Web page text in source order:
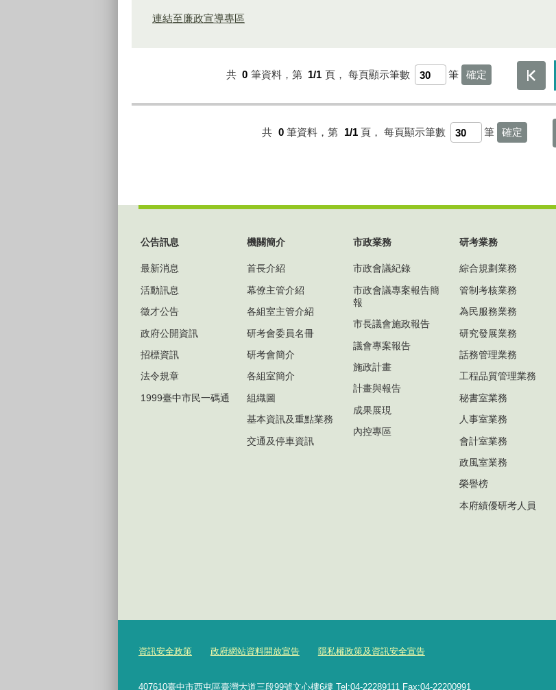
連結至廉政宣導專區
共 0 筆資料，第 1/1 頁， 每頁顯示筆數 筆
共 0 筆資料，第 1/1 頁， 每頁顯示筆數 筆
公告訊息
最新消息
活動訊息
徵才公告
政府公開資訊
招標資訊
法令規章
1999臺中市民一碼通
機關簡介
首長介紹
幕僚主管介紹
各組室主管介紹
研考會委員名冊
研考會簡介
各組室簡介
組織圖
基本資訊及重點業務
交通及停車資訊
市政業務
市政會議紀錄
市政會議專案報告簡
報
市長議會施政報告
議會專案報告
施政計畫
計畫與報告
成果展現
內控專區
研考業務
綜合規劃業務
管制考核業務
為民服務業務
研究發展業務
話務管理業務
工程品質管理業務
秘書室業務
人事室業務
會計室業務
政風室業務
榮譽榜
本府績優研考人員
資訊安全政策 政府網站資料開放宣告 隱私權政策及資訊安全宣告
407610臺中市西屯區臺灣大道三段99號文心樓6樓 Tel:04-22289111 Fax:04-22200991